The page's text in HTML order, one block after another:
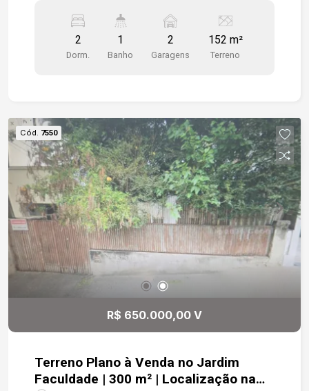
Sala de estar com portas e janelas de ferro. Copa,
cozinha com janela de ferro e revestimento de
azulejo meia barra. Banheiro social com Box
Externo : Todo em piso cimentado. Garagem para
2 carros descoberta. Acessórios do Condomínio:
Interfone, Portão Eletrônico e Portão Automático.
2
Dorm.
1
Banho
2
Garagens
152 m²
Terreno
Cód. 7550
R$ 650.000,00 V
Terreno Plano à Venda no Jardim
Faculdade | 300 m² | Localização na